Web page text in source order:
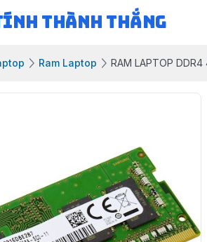
Thành Thắng
Ram Laptop RAM LAPTOP